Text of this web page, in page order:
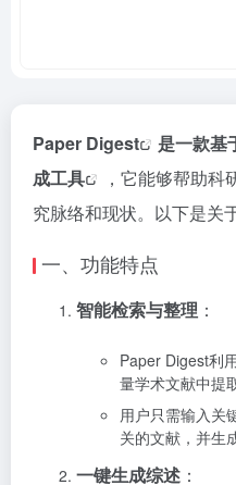
Paper Digest
是一款基
成工具
，它能够帮助
究脉络和现状。以下是关
一、功能特点
智能检索与整理 ：
Paper Digest利
量学术文献中提
用户只需输入关
关的文献，并生
一键生成综述 ：